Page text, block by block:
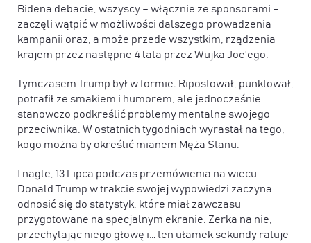
Bidena debacie, wszyscy – włącznie ze sponsorami –
zaczęli wątpić w możliwości dalszego prowadzenia
kampanii oraz, a może przede wszystkim, rządzenia
krajem przez następne 4 lata przez Wujka Joe'ego.
Tymczasem Trump był w formie. Ripostował, punktował,
potrafił ze smakiem i humorem, ale jednocześnie
stanowczo podkreślić problemy mentalne swojego
przeciwnika. W ostatnich tygodniach wyrastał na tego,
kogo można by określić mianem Męża Stanu.
I nagle, 13 Lipca podczas przemówienia na wiecu
Donald Trump w trakcie swojej wypowiedzi zaczyna
odnosić się do statystyk, które miał zawczasu
przygotowane na specjalnym ekranie. Zerka na nie,
przechylając niego głowę i… ten ułamek sekundy ratuje